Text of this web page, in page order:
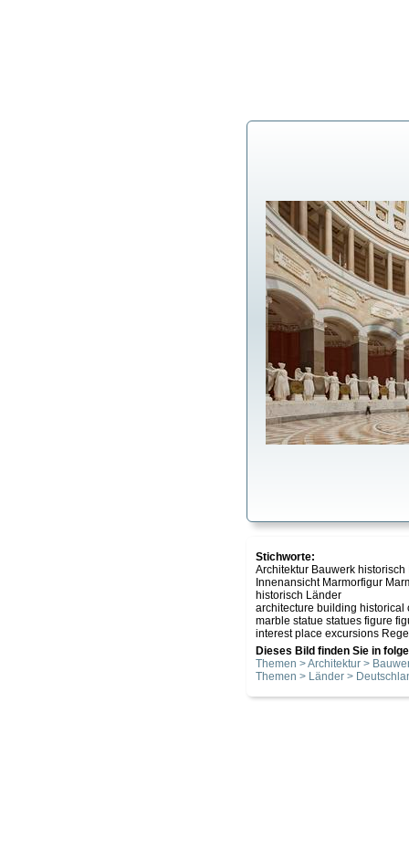
Stichworte:
Architektur Bauwerk
Innenansicht Marmorfigur
historisch Länder
architecture building historical
marble statue statues figure
interest place excursions
Dieses Bild finden Sie in
Themen > Architektur >
Themen > Länder >